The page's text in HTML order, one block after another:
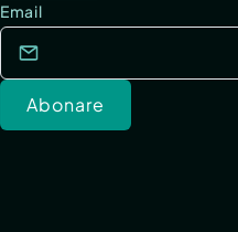
Email
Abonare